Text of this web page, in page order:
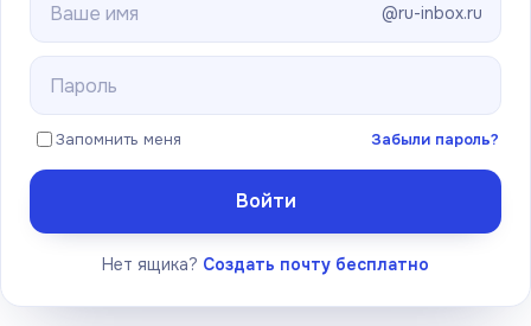
@ru-inbox.ru
Запомнить меня Забыли пароль?
Войти
Нет ящика? Создать почту бесплатно